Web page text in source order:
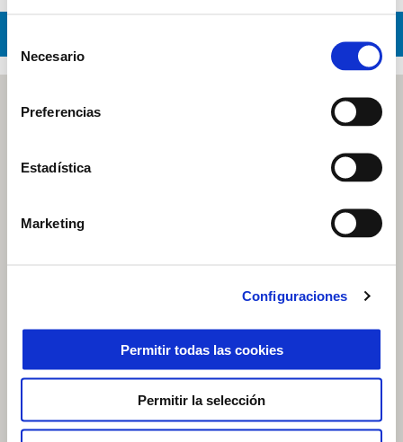
de Necesario
Preferencias
Estadística
Marketing
Configuraciones
Permitir todas las cookies
Permitir la selección